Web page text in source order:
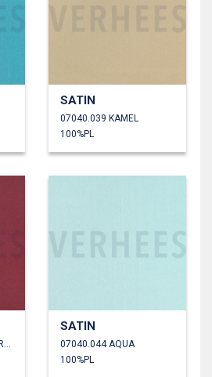
SATIN
07040.039 KAMEL
100%PL
SATIN
07040.044 AQUA
100%PL